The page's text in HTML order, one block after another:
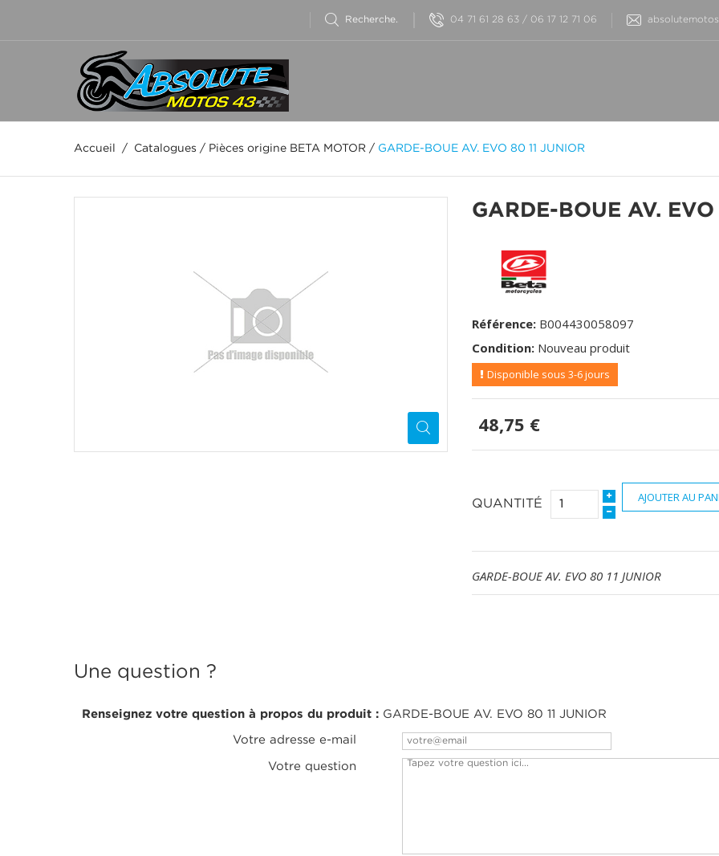
04 71 61 28 63 / 06 17 12 71 06
Accueil / Catalogues / Pièces origine BETA MOTOR / GARDE-BOUE AV. EVO 80 11 JUNIOR
GARDE-BOUE AV.
Référence: B004430058097
Condition: Nouveau produit
Disponible sous 3-6 jours
48,75 €
QUANTITÉ
AJOUTER AU
GARDE-BOUE AV. EVO 80 11 JUNIOR
Une question ?
Renseignez votre question à propos du produit : GARDE-BOUE AV. EVO 80 11 JUNIOR
Votre adresse e-mail
Votre question